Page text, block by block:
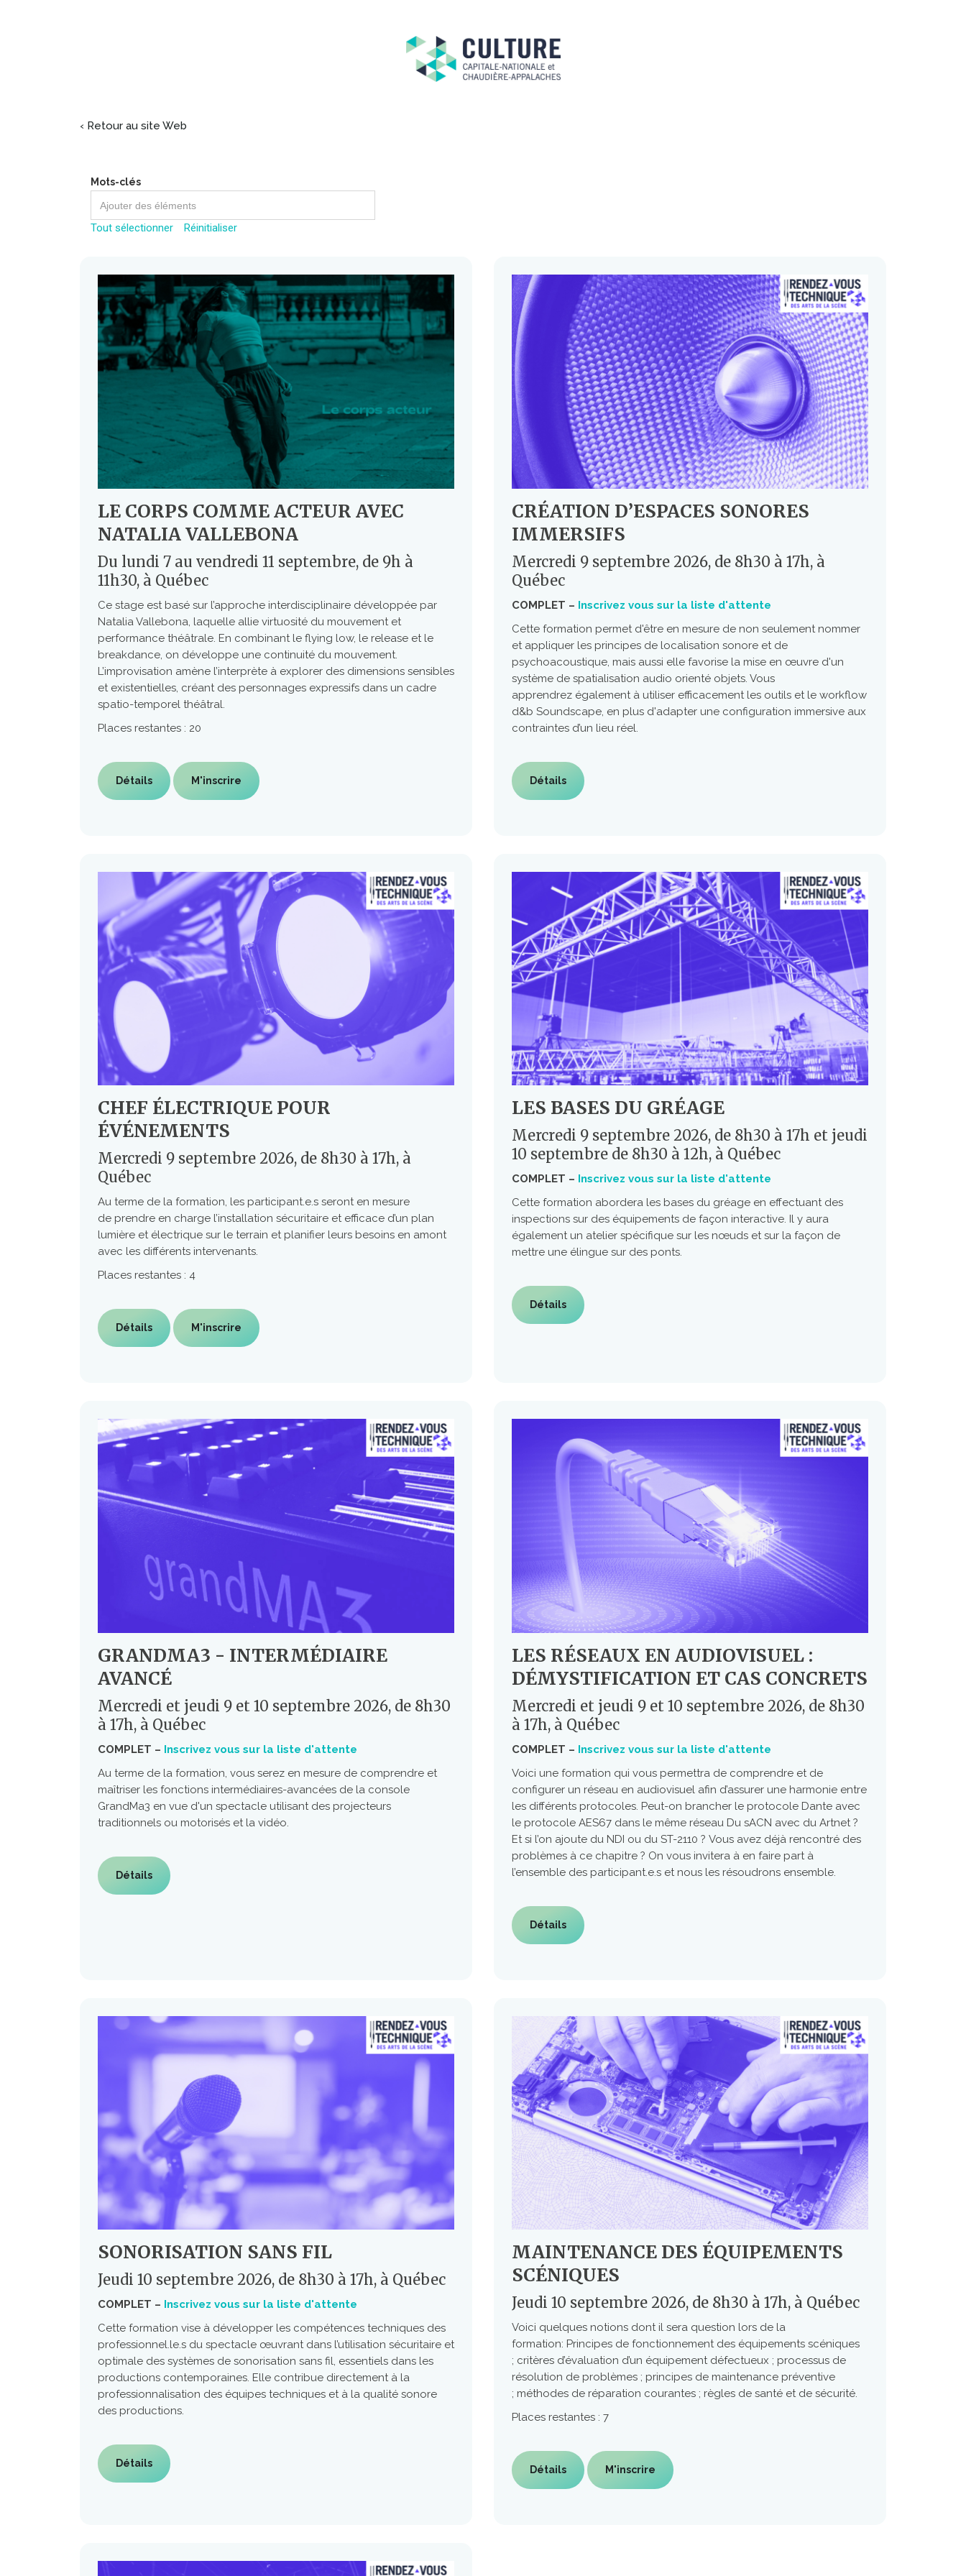
‹ Retour au site Web
Mots-clés
Tout sélectionner Réinitialiser
LE CORPS COMME ACTEUR AVEC
NATALIA VALLEBONA
Du lundi 7 au vendredi 11 septembre, de 9h à
11h30, à Québec
Ce stage est basé sur l’approche interdisciplinaire développée par
Natalia Vallebona, laquelle allie virtuosité du mouvement et
performance théâtrale. En combinant le flying low, le release et le
breakdance, on développe une continuité du mouvement.
L’improvisation amène l’interprète à explorer des dimensions sensibles
et existentielles, créant des personnages expressifs dans un cadre
spatio-temporel théâtral.
Places restantes : 20
Détails M'inscrire
CRÉATION D’ESPACES SONORES
IMMERSIFS
Mercredi 9 septembre 2026, de 8h30 à 17h, à
Québec
COMPLET – Inscrivez vous sur la liste d'attente
Cette formation permet d'être en mesure de non seulement nommer
et appliquer les principes de localisation sonore et de
psychoacoustique, mais aussi elle favorise la mise en œuvre d'un
système de spatialisation audio orienté objets. Vous
apprendrez également à utiliser efficacement les outils et le workflow
d&b Soundscape, en plus d'adapter une configuration immersive aux
contraintes d’un lieu réel.
Détails
CHEF ÉLECTRIQUE POUR
ÉVÉNEMENTS
Mercredi 9 septembre 2026, de 8h30 à 17h, à
Québec
Au terme de la formation, les participant.e.s seront en mesure
de prendre en charge l’installation sécuritaire et efficace d’un plan
lumière et électrique sur le terrain et planifier leurs besoins en amont
avec les différents intervenants.
Places restantes : 4
Détails M'inscrire
LES BASES DU GRÉAGE
Mercredi 9 septembre 2026, de 8h30 à 17h et jeudi
10 septembre de 8h30 à 12h, à Québec
COMPLET – Inscrivez vous sur la liste d'attente
Cette formation abordera les bases du gréage en effectuant des
inspections sur des équipements de façon interactive. Il y aura
également un atelier spécifique sur les nœuds et sur la façon de
mettre une élingue sur des ponts.
Détails
GRANDMA3 - INTERMÉDIAIRE
AVANCÉ
Mercredi et jeudi 9 et 10 septembre 2026, de 8h30
à 17h, à Québec
COMPLET – Inscrivez vous sur la liste d'attente
Au terme de la formation, vous serez en mesure de comprendre et
maîtriser les fonctions intermédiaires-avancées de la console
GrandMa3 en vue d'un spectacle utilisant des projecteurs
traditionnels ou motorisés et la vidéo.
Détails
LES RÉSEAUX EN AUDIOVISUEL :
DÉMYSTIFICATION ET CAS CONCRETS
Mercredi et jeudi 9 et 10 septembre 2026, de 8h30
à 17h, à Québec
COMPLET – Inscrivez vous sur la liste d'attente
Voici une formation qui vous permettra de comprendre et de
configurer un réseau en audiovisuel afin d’assurer une harmonie entre
les différents protocoles. Peut-on brancher le protocole Dante avec
le protocole AES67 dans le même réseau Du sACN avec du Artnet ?
Et si l’on ajoute du NDI ou du ST-2110 ? Vous avez déjà rencontré des
problèmes à ce chapitre ? On vous invitera à en faire part à
l’ensemble des participant.e.s et nous les résoudrons ensemble.
Détails
SONORISATION SANS FIL
Jeudi 10 septembre 2026, de 8h30 à 17h, à Québec
COMPLET – Inscrivez vous sur la liste d'attente
Cette formation vise à développer les compétences techniques des
professionnel.le.s du spectacle œuvrant dans l’utilisation sécuritaire et
optimale des systèmes de sonorisation sans fil, essentiels dans les
productions contemporaines. Elle contribue directement à la
professionnalisation des équipes techniques et à la qualité sonore
des productions.
Détails
MAINTENANCE DES ÉQUIPEMENTS
SCÉNIQUES
Jeudi 10 septembre 2026, de 8h30 à 17h, à Québec
Voici quelques notions dont il sera question lors de la
formation: Principes de fonctionnement des équipements scéniques
; critères d’évaluation d’un équipement défectueux ; processus de
résolution de problèmes ; principes de maintenance préventive
; méthodes de réparation courantes ; règles de santé et de sécurité.
Places restantes : 7
Détails M'inscrire